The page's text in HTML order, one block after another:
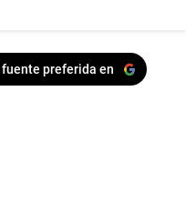
preferida en